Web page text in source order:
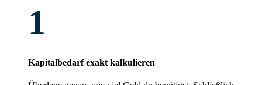
1
Kapitalbedarf exakt kalkulieren